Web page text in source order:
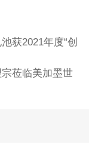
获2021年度“创
莅临美加墨世